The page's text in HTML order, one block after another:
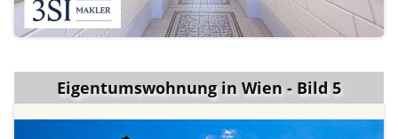
Eigentumswohnung in Wien - Bild 5